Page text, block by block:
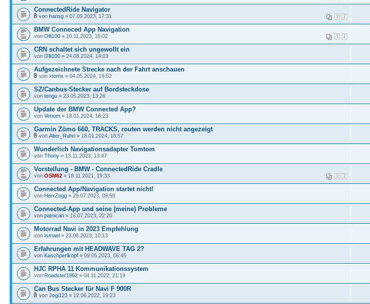
ConnectedRide Navigator
1 2
von hansg » 07.09.2023, 17:31
BMW Conneced App Navigation
1 2
von Olli100 » 10.11.2023, 15:02
CRN schaltet sich ungewollt ein
von Olli100 » 24.08.2024, 14:03
Aufgezeichnete Strecke nach der Fahrt anschauen
von xtomx » 04.05.2024, 19:52
SZ/Canbus-Stecker auf Bordsteckdose
von tengu » 23.05.2023, 13:26
Update der BMW Connected App?
von Venom » 18.01.2024, 18:23
Garmin Zümo 660, TRACKS, routen werden nicht angezeigt
von Alter_Ruhri » 18.01.2024, 18:57
Wunderlich Navigationsadapter Tomtom
von Thony » 13.11.2023, 13:47
Vorstellung - BMW - ConnectedRide Cradle
1 2
von OSM62 » 18.11.2021, 19:33
Connected App/Navigation startet nicht!
von HerrZogg » 29.07.2023, 09:50
Connected-App und seine (meine) Probleme
von patnican » 16.07.2023, 22:20
Motorrad Navi in 2023 Empfehlung
von Ismael » 23.06.2023, 10:13
Erfahrungen mit HEADWAVE TAG 2?
von Kaschperlkopf » 09.05.2023, 06:45
HJC RPHA 11 Kommunikationssystem
von Roadster1962 » 04.11.2022, 21:19
Can Bus Stecker für Navi F 900R
von Jogi123 » 12.06.2022, 19:23